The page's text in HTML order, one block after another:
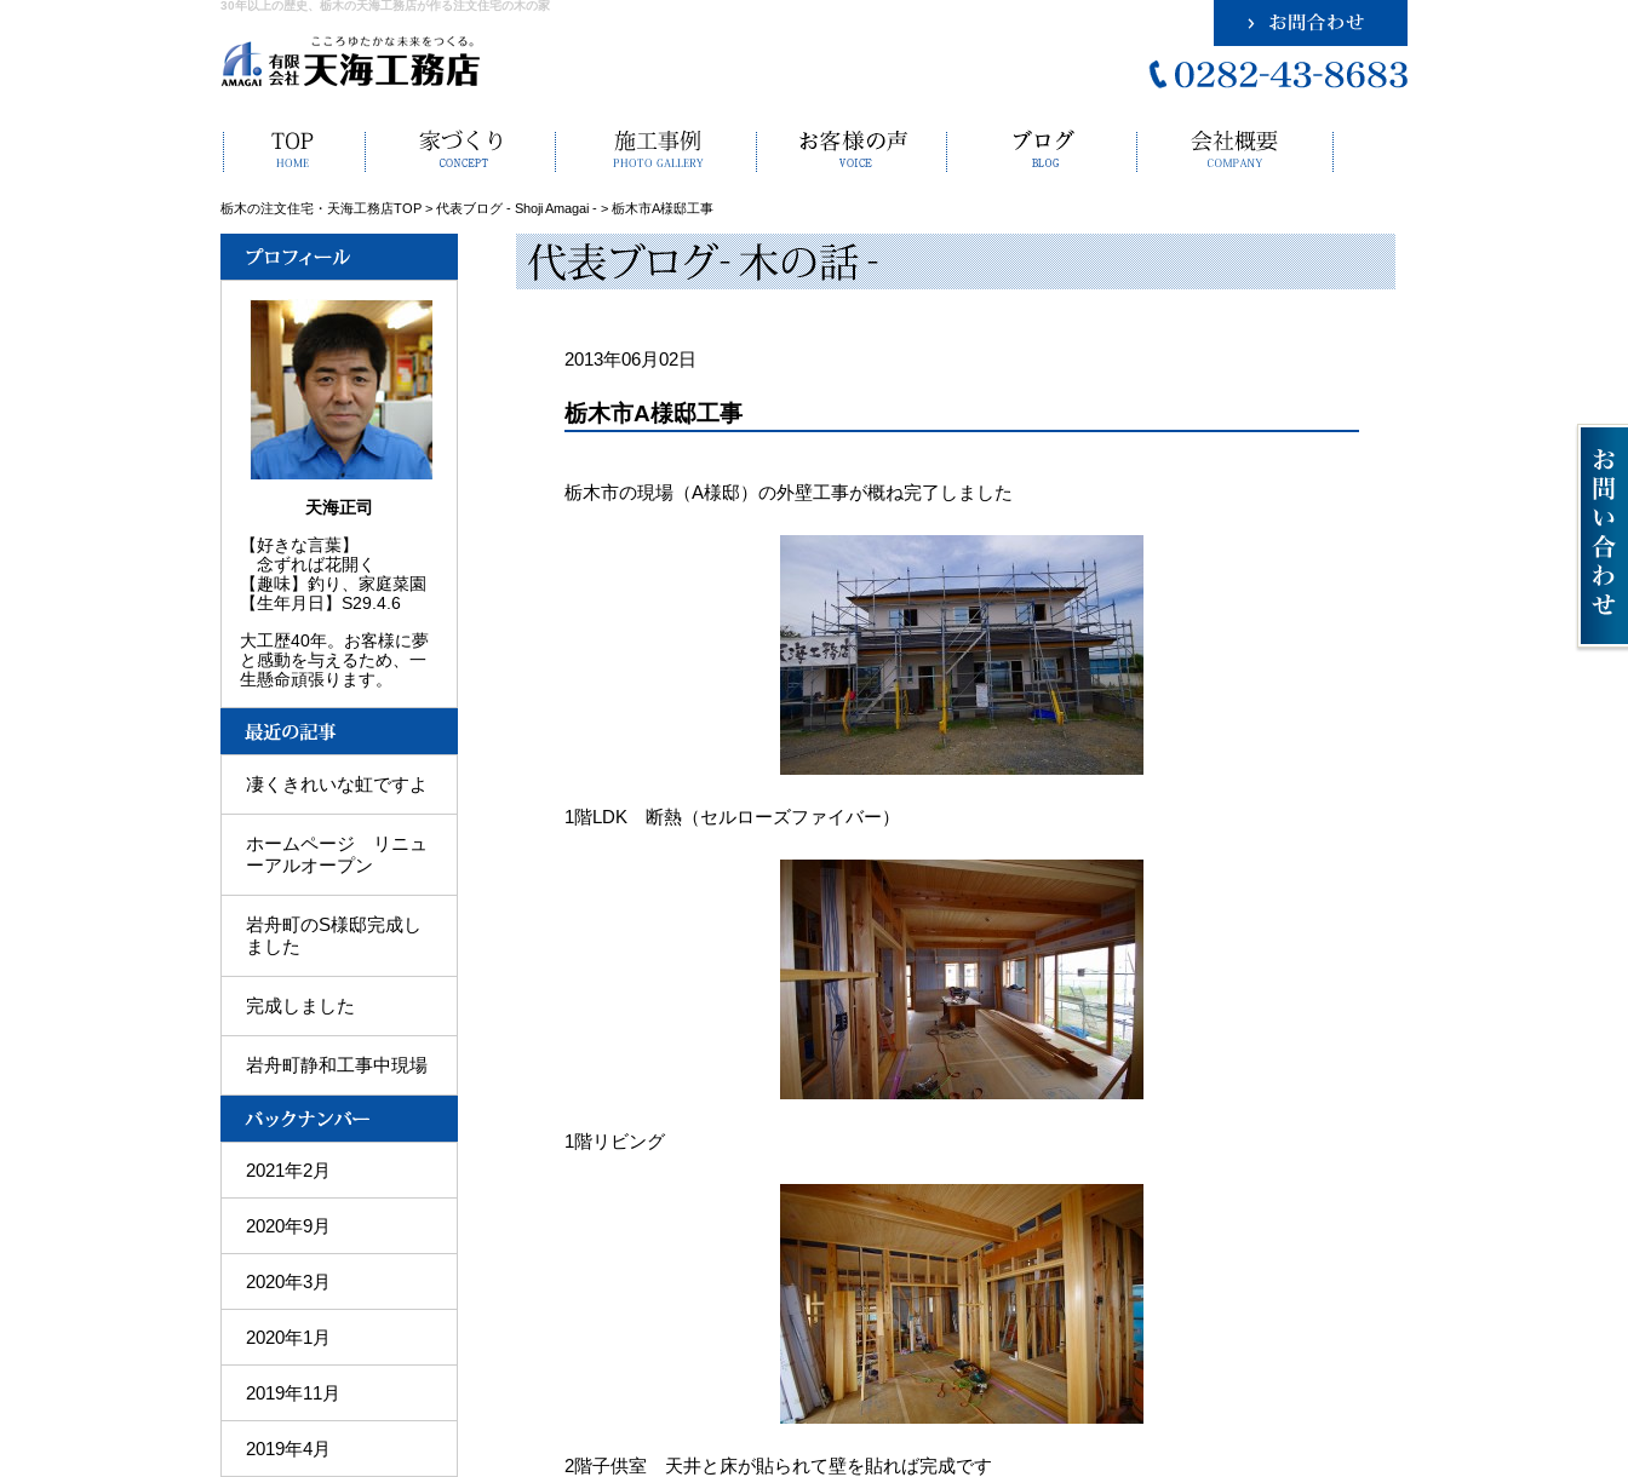
30年以上の歴史、栃木の天海工務店が作る注文住宅の木の家
栃木の注文住宅・天海工務店TOP > 代表ブログ - Shoji Amagai - > 栃木市A様邸工事
2013年06月02日
栃木市A様邸工事
栃木市の現場（A様邸）の外壁工事が概ね完了しました
1階LDK 断熱（セルローズファイバー）
1階リビング
2階子供室 天井と床が貼られて壁を貼れば完成です
天海正司
【好きな言葉】
念ずれば花開く
【趣味】釣り、家庭菜園
【生年月日】S29.4.6
大工歴40年。お客様に夢
と感動を与えるため、一
生懸命頑張ります。
凄くきれいな虹ですよ
ホームページ リニュ
ーアルオープン
岩舟町のS様邸完成し
ました
完成しました
岩舟町静和工事中現場
2021年2月
2020年9月
2020年3月
2020年1月
2019年11月
2019年4月